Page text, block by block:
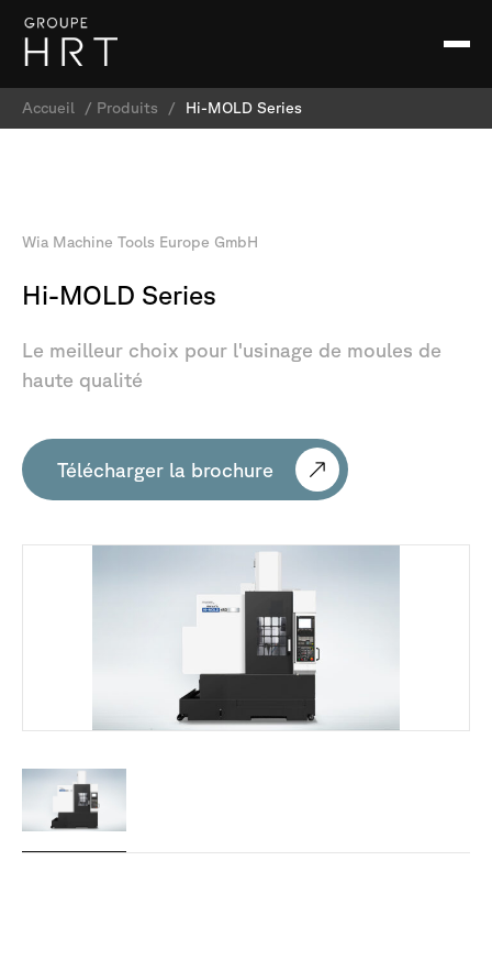
Accueil / Produits / Hi-MOLD Series
Wia Machine Tools Europe GmbH
Hi-MOLD Series
Le meilleur choix pour l'usinage de moules de
haute qualité
Télécharger la brochure